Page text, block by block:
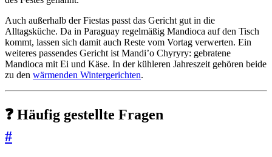
Auch außerhalb der Fiestas passt das Gericht gut in die
Alltagsküche. Da in Paraguay regelmäßig Mandioca auf den Tisch
kommt, lassen sich damit auch Reste vom Vortag verwerten. Ein
weiteres passendes Gericht ist Mandi’o Chyryry: gebratene
Mandioca mit Ei und Käse. In der kühleren Jahreszeit gehören beide
zu den wärmenden Wintergerichten.
❓ Häufig gestellte Fragen
#